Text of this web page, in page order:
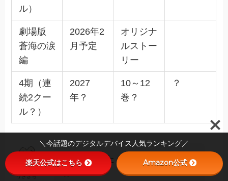
ル）
劇場版
蒼海の涙
編
2026年2
月予定
オリジナ
ルストー
リー
4期（連
続2クー
ル？）
2027
年？
10～12
巻？
？
うさきち
転スラ作品たくさんありますよ
ね！
＼今話題のデジタルデバイス人気ランキング／
楽天公式はこちら Amazon公式